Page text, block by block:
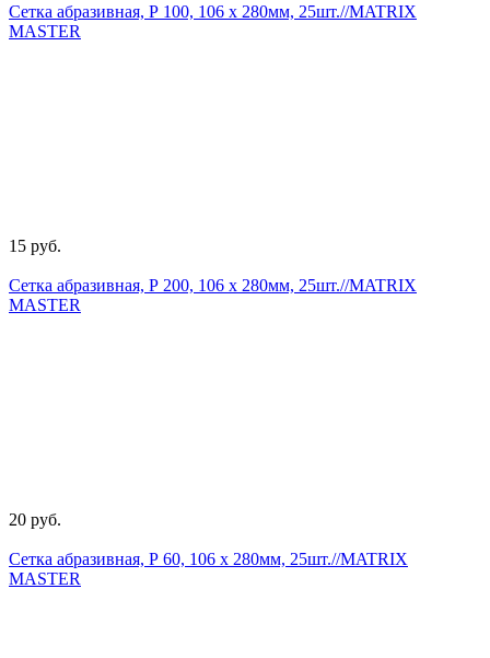
Сетка абразивная, Р 100, 106 х 280мм, 25шт.//MATRIX
MASTER
15 руб.
Сетка абразивная, Р 200, 106 х 280мм, 25шт.//MATRIX
MASTER
20 руб.
Сетка абразивная, Р 60, 106 х 280мм, 25шт.//MATRIX
MASTER